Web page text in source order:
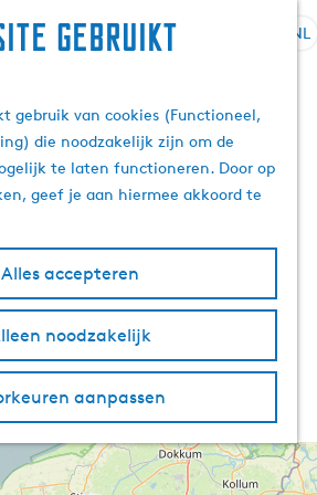
gebruikt
gebruik van cookies (Functioneel,
die noodzakelijk zijn om de
te laten functioneren. Door op
geef je aan hiermee akkoord te
Alles accepteren
noodzakelijk
aanpassen
e
S
i
d
NL